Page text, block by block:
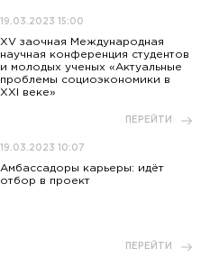
19.03.2023 15:00
XV заочная Международная
научная конференция студентов
и молодых ученых «Актуальные
проблемы социоэкономики в
XXI веке»
ПЕРЕЙТИ
19.03.2023 10:07
Амбассадоры карьеры: идёт
отбор в проект
ПЕРЕЙТИ